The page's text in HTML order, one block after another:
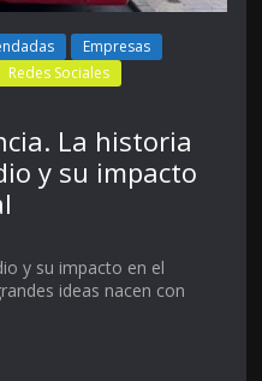
Empresas
Redes Sociales
La historia
y su impacto
y su impacto en el
ideas nacen con